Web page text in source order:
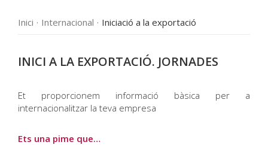
Inici Internacional Iniciació a la exportació
INICI A LA EXPORTACIÓ. JORNADES
Et proporcionem informació bàsica per a
internacionalitzar la teva empresa
Ets una pime que…